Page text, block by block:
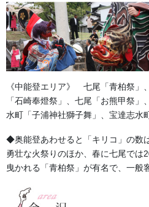
祭りの山車や祭礼用品、仏閣などで
房を取り扱っております。特別仕
かかります。上の写真の商品は上
きなものです。
《中能登エリア》 七尾「青柏祭」
「石崎奉燈祭」、七尾「お熊甲祭
水町「子浦神社獅子舞」、宝達志水
◆奥能登あわせると「キリコ」の数
勇壮な火祭りのほか、春に七尾では
曳かれる「青柏祭」が有名で、一般